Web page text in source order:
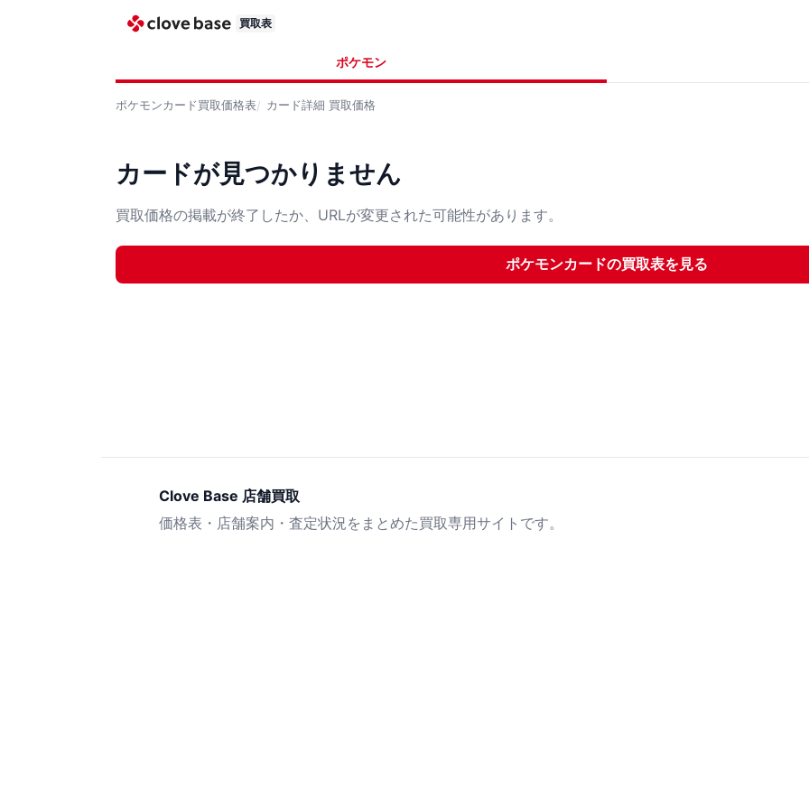
買取表
ポケモン
ポケモンカード買取価格表 カード詳細 買取価格
カードが見つかりません
買取価格の掲載が終了したか、URLが変更された可能性があります。
ポケモンカードの買取表を見る
Clove Base 店舗買取
価格表・店舗案内・査定状況をまとめた買取専用サイトです。